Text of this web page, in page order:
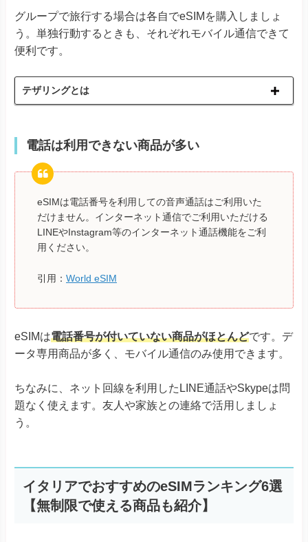
グループで旅行する場合は各自でeSIMを購入しましょ
う。単独行動するときも、それぞれモバイル通信できて
便利です。
テザリングとは
電話は利用できない商品が多い
eSIMは電話番号を利用しての音声通話はご利用いた
だけません。インターネット通信でご利用いただける
LINEやInstagram等のインターネット通話機能をご利
用ください。
引用： World eSIM
eSIMは電話番号が付いていない商品がほとんどです。デ
ータ専用商品が多く、モバイル通信のみ使用できます。
ちなみに、ネット回線を利用したLINE通話やSkypeは問
題なく使えます。友人や家族との連絡で活用しましょ
う。
イタリアでおすすめのeSIMランキング6選
【無制限で使える商品も紹介】